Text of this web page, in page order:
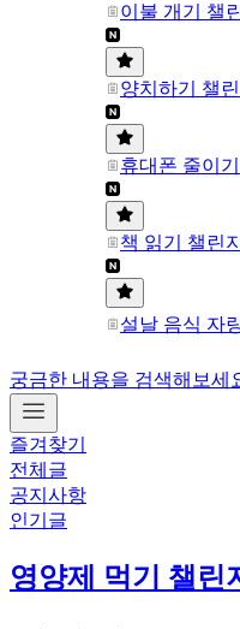
이불 개기 챌
양치하기 챌린
휴대폰 줄이기
책 읽기 챌린지
설날 음식 자
궁금한 내용을 검색해보세
즐겨찾기
전체글
공지사항
인기글
영양제 먹기 챌린